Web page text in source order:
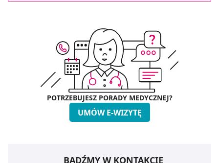
POTRZEBUJESZ PORADY MEDYCZNEJ?
UMÓW E-WIZYTĘ
BĄDŹMY W KONTAKCIE